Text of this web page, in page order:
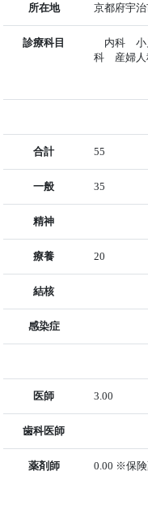
所在地 京都府宇
診療科目
内科 小
科 産婦人
合計 55
一般 35
精神
療養 20
結核
感染症
医師 3.00
歯科医師
薬剤師 0.00 ※保